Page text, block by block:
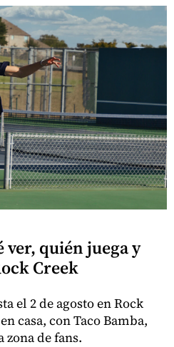
ver, quién juega y
Creek
el 2 de agosto en Rock
casa, con Taco Bamba,
zona de fans.